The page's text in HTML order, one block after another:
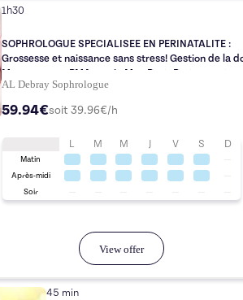
1h30
SOPHROLOGUE SPECIALISEE EN PERINATALITE :
Grossesse et naissance sans stress! Gestion de la douleur
Mon parcours PMA serein Mon Post -Partum au top
AL Debray Sophrologue
59.94€soit 39.96€/h
L M M J V S D
Matin
Après-midi
Soir
View offer
45 min